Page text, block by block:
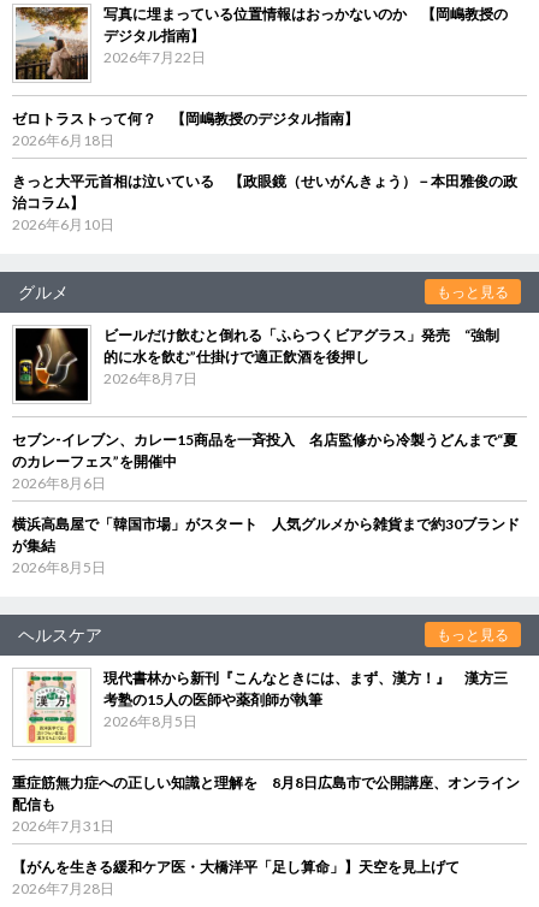
写真に埋まっている位置情報はおっかないのか 【岡嶋教授の
デジタル指南】
2026年7月22日
ゼロトラストって何？ 【岡嶋教授のデジタル指南】
2026年6月18日
きっと大平元首相は泣いている 【政眼鏡（せいがんきょう）－本田雅俊の政
治コラム】
2026年6月10日
グルメ もっと見る
ビールだけ飲むと倒れる「ふらつくビアグラス」発売 “強制
的に水を飲む”仕掛けで適正飲酒を後押し
2026年8月7日
セブン‐イレブン、カレー15商品を一斉投入 名店監修から冷製うどんまで“夏
のカレーフェス”を開催中
2026年8月6日
横浜高島屋で「韓国市場」がスタート 人気グルメから雑貨まで約30ブランド
が集結
2026年8月5日
ヘルスケア もっと見る
現代書林から新刊『こんなときには、まず、漢方！』 漢方三
考塾の15人の医師や薬剤師が執筆
2026年8月5日
重症筋無力症への正しい知識と理解を 8月8日広島市で公開講座、オンライン
配信も
2026年7月31日
【がんを生きる緩和ケア医・大橋洋平「足し算命」】天空を見上げて
2026年7月28日